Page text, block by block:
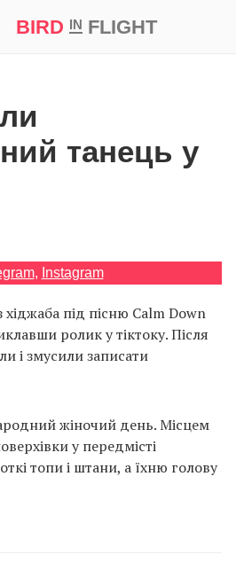
BIRD INFLIGHT
танець у
, Instagram
хіджаба під пісню Calm Down
ролик у тіктоку. Після
і змусили записати
жіночий день. Місцем
у передмісті
топи і штани, а їхню голову